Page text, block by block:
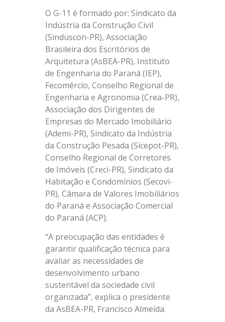
O G-11 é formado por: Sindicato da
Indústria da Construção Civil
(Sinduscon-PR), Associação
Brasileira dos Escritórios de
Arquitetura (AsBEA-PR), Instituto
de Engenharia do Paraná (IEP),
Fecomércio, Conselho Regional de
Engenharia e Agronomia (Crea-PR),
Associação dos Dirigentes de
Empresas do Mercado Imobiliário
(Ademi-PR), Sindicato da Indústria
da Construção Pesada (Sicepot-PR),
Conselho Regional de Corretores
de Imóveis (Creci-PR), Sindicato da
Habitação e Condomínios (Secovi-
PR), Câmara de Valores Imobiliários
do Paraná e Associação Comercial
do Paraná (ACP).
“A preocupação das entidades é
garantir qualificação técnica para
avaliar as necessidades de
desenvolvimento urbano
sustentável da sociedade civil
organizada”, explica o presidente
da AsBEA-PR, Francisco Almeida.